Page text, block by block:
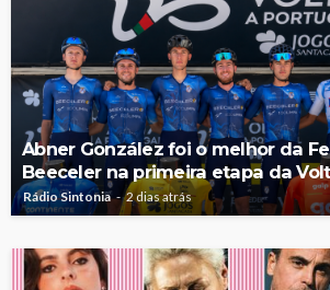
Abner González foi o melhor da
Beeceler na primeira etapa da
Rádio Sintonia 2 dias atrás